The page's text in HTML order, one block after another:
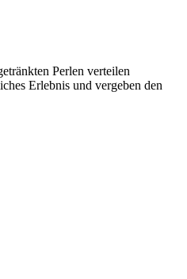
Perlen verteilen
Erlebnis und vergeben den